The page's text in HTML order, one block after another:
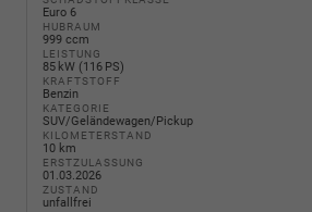
Euro 6
HUBRAUM
999 ccm
LEISTUNG
85 kW (116 PS)
KRAFTSTOFF
Benzin
KATEGORIE
SUV/Geländewagen/Pickup
KILOMETERSTAND
10 km
ERSTZULASSUNG
01.03.2026
ZUSTAND
unfallfrei